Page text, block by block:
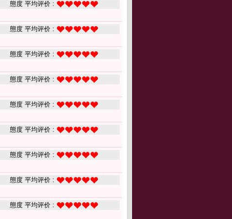
態度 平均评价 :
態度 平均评价 :
態度 平均评价 :
態度 平均评价 :
態度 平均评价 :
態度 平均评价 :
態度 平均评价 :
態度 平均评价 :
態度 平均评价 :